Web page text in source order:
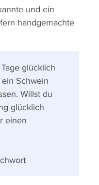
und ein
handgemachte
glücklich
Schwein
Willst du
glücklich
einen